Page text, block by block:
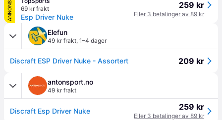
ANNONSE
69 kr frakt
Esp Driver Nuke
259 kr
Eller 3 betalinger av 89 kr
Elefun
49 kr frakt, 1–4 dager
Discraft ESP Driver Nuke - Assortert 209 kr
antonsport.no
49 kr frakt
Discraft Esp Driver Nuke 259 kr
Eller 3 betalinger av 89 kr